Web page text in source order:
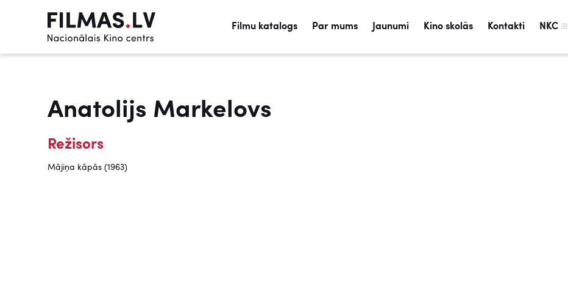
Filmu katalogs Par mums Jaunumi Kino skolās Kontakti NKC
Anatolijs Markelovs
Režisors
Mājiņa kāpās (1963)